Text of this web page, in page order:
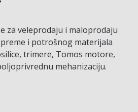
za veleprodaju i maloprodaju
i potrošnog materijala
trimere, Tomos motore,
mehanizaciju.